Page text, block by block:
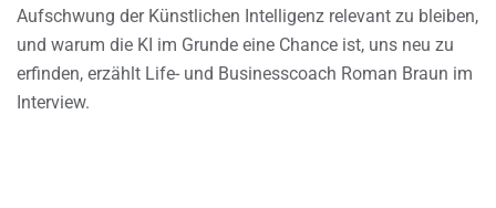
Aufschwung der Künstlichen Intelligenz relevant zu bleiben,
und warum die KI im Grunde eine Chance ist, uns neu zu
erfinden, erzählt Life- und Businesscoach Roman Braun im
Interview.